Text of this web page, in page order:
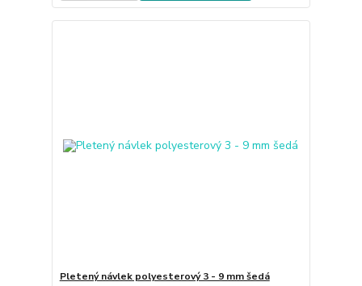
Pletený návlek polyesterový 3 - 9 mm šedá